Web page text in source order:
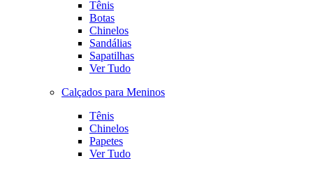
Tênis
Botas
Chinelos
Sandálias
Sapatilhas
Ver Tudo
Calçados para Meninos
Tênis
Chinelos
Papetes
Ver Tudo